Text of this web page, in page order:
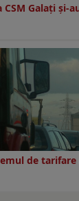
CSM Galați și-
de